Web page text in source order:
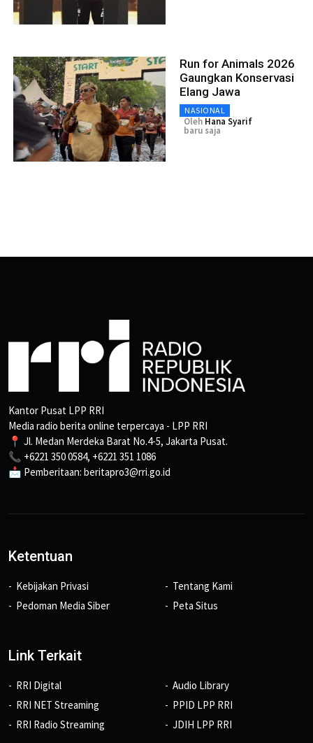
Run for Animals 2026
Gaungkan Konservasi
Elang Jawa
NASIONAL
Oleh Hana Syarif
baru saja
Kantor Pusat LPP RRI
Media radio berita online terpercaya - LPP RRI
📍 Jl. Medan Merdeka Barat No.4-5, Jakarta Pusat.
📞 +6221 350 0584, +6221 351 1086
📩 Pemberitaan: beritapro3@rri.go.id
Ketentuan
Kebijakan Privasi
Pedoman Media Siber
Tentang Kami
Peta Situs
Link Terkait
RRI Digital
RRI NET Streaming
RRI Radio Streaming
Audio Library
PPID LPP RRI
JDIH LPP RRI